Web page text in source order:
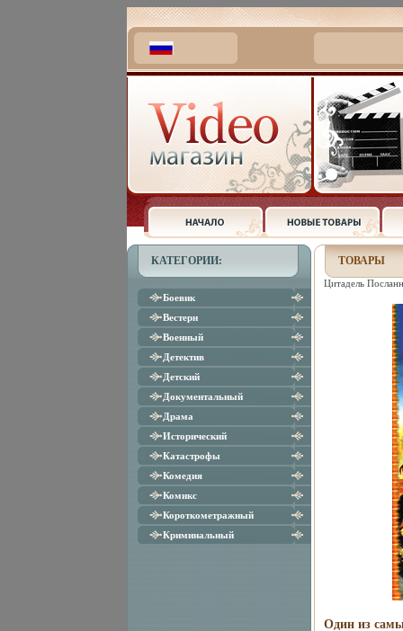
КАТЕГОРИИ:
Боевик
Вестерн
Военный
Детектив
Детский
Документальный
Драма
Исторический
Катастрофы
Комедия
Комикс
Короткометражный
Криминальный
ТОВАРЫ
Цитадель
Один из